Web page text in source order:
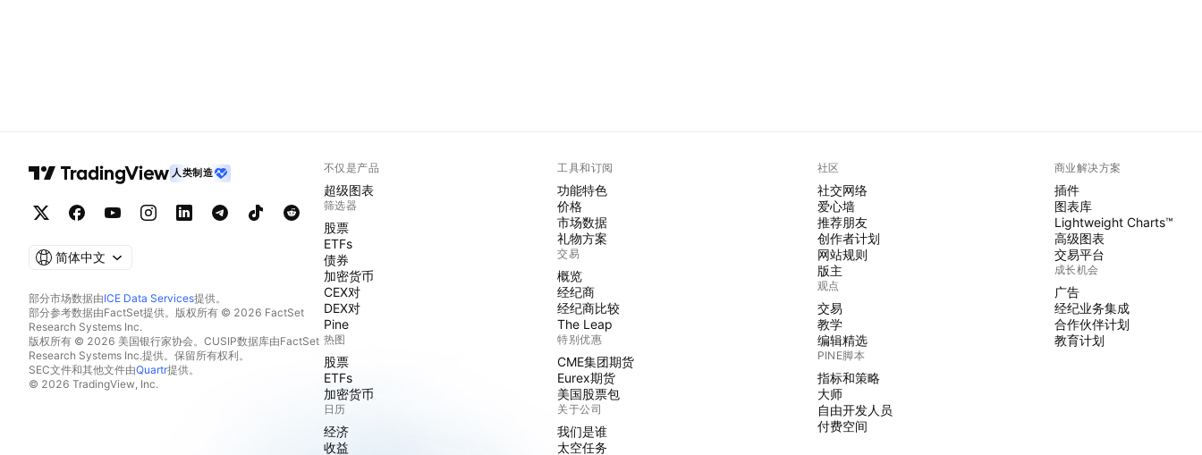
人类制造
简体中文
部分市场数据由ICE Data Services提供。
部分参考数据由FactSet提供。版权所有 © 2026 FactSet
Research Systems Inc.
版权所有 © 2026 美国银行家协会。CUSIP数据库由FactSet
Research Systems Inc.提供。保留所有权利。
SEC文件和其他文件由Quartr提供。
© 2026 TradingView, Inc.
不仅是产品
超级图表
筛选器
股票
ETFs
债券
加密货币
CEX对
DEX对
Pine
热图
股票
ETFs
加密货币
日历
经济
收益
工具和订阅
功能特色
价格
市场数据
礼物方案
交易
概览
经纪商
经纪商比较
The Leap
特别优惠
CME集团期货
Eurex期货
美国股票包
关于公司
我们是谁
太空任务
社区
社交网络
爱心墙
推荐朋友
创作者计划
网站规则
版主
观点
交易
教学
编辑精选
PINE脚本
指标和策略
大师
自由开发人员
付费空间
商业解决方案
插件
图表库
Lightweight Charts™
高级图表
交易平台
成长机会
广告
经纪业务集成
合作伙伴计划
教育计划